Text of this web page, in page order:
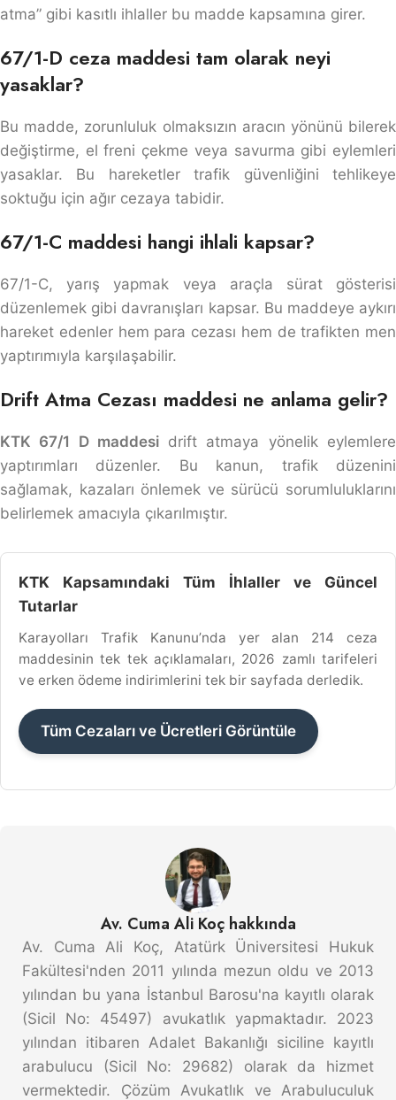
atma” gibi kasıtlı ihlaller bu madde kapsamına girer.
67/1-D ceza maddesi tam olarak neyi
yasaklar?
Bu madde, zorunluluk olmaksızın aracın yönünü bilerek
değiştirme, el freni çekme veya savurma gibi eylemleri
yasaklar. Bu hareketler trafik güvenliğini tehlikeye
soktuğu için ağır cezaya tabidir.
67/1-C maddesi hangi ihlali kapsar?
67/1-C, yarış yapmak veya araçla sürat gösterisi
düzenlemek gibi davranışları kapsar. Bu maddeye aykırı
hareket edenler hem para cezası hem de trafikten men
yaptırımıyla karşılaşabilir.
Drift Atma Cezası maddesi ne anlama gelir?
KTK 67/1 D maddesi drift atmaya yönelik eylemlere
yaptırımları düzenler. Bu kanun, trafik düzenini
sağlamak, kazaları önlemek ve sürücü sorumluluklarını
belirlemek amacıyla çıkarılmıştır.
KTK Kapsamındaki Tüm İhlaller ve Güncel
Tutarlar
Karayolları Trafik Kanunu’nda yer alan 214 ceza
maddesinin tek tek açıklamaları, 2026 zamlı tarifeleri
ve erken ödeme indirimlerini tek bir sayfada derledik.
Tüm Cezaları ve Ücretleri Görüntüle
Av. Cuma Ali Koç hakkında
Av. Cuma Ali Koç, Atatürk Üniversitesi Hukuk
Fakültesi'nden 2011 yılında mezun oldu ve 2013
yılından bu yana İstanbul Barosu'na kayıtlı olarak
(Sicil No: 45497) avukatlık yapmaktadır. 2023
yılından itibaren Adalet Bakanlığı siciline kayıtlı
arabulucu (Sicil No: 29682) olarak da hizmet
vermektedir. Çözüm Avukatlık ve Arabuluculuk